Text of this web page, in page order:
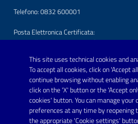
This site uses technical cookies and
To accept all cookies, click on 'Accept
continue browsing without enabling
click on the 'X' button or the 'Accept
cookies' button. You can manage your
preferences at any time by reopening
the appropriate 'Cookie settings'
Telefono: 0832 600001
Posta Elettronica Certificata:
URP - Ufficio Relazioni con il Pubblico
FOLLOW US ON
Youtube